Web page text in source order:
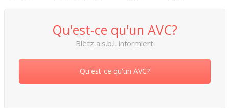
Qu'est-ce qu'un AVC?
Blëtz a.s.b.l. informiert
Qu'est-ce qu'un AVC?